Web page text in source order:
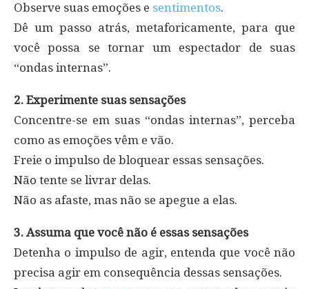
Observe suas emoções e sentimentos.
Dê um passo atrás, metaforicamente, para que
você possa se tornar um espectador de suas
“ondas internas”.
2. Experimente suas sensações
Concentre-se em suas “ondas internas”, perceba
como as emoções vêm e vão.
Freie o impulso de bloquear essas sensações.
Não tente se livrar delas.
Não as afaste, mas não se apegue a elas.
3. Assuma que você não é essas sensações
Detenha o impulso de agir, entenda que você não
precisa agir em consequência dessas sensações.